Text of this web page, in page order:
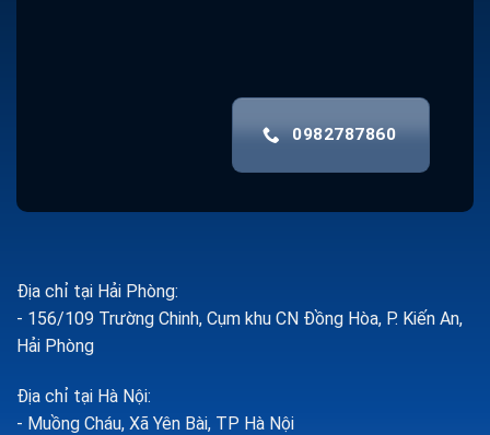
0982787860
Địa chỉ tại Hải Phòng:
- 156/109 Trường Chinh, Cụm khu CN Đồng Hòa, P. Kiến An,
Hải Phòng
Địa chỉ tại Hà Nội:
- Muồng Cháu, Xã Yên Bài, TP Hà Nội